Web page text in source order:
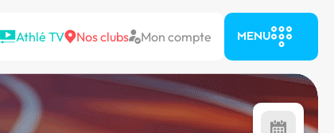
Athlé TV Nos clubs Mon compte MENU